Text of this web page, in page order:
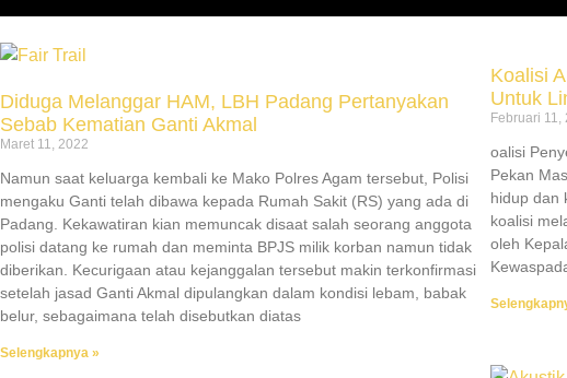
Diduga Melanggar HAM, LBH Padang Pertanyakan
Sebab Kematian Ganti Akmal
Maret 11, 2022
Namun saat keluarga kembali ke Mako Polres Agam tersebut, Polisi
mengaku Ganti telah dibawa kepada Rumah Sakit (RS) yang ada di
Padang. Kekawatiran kian memuncak disaat salah seorang anggota
polisi datang ke rumah dan meminta BPJS milik korban namun tidak
diberikan. Kecurigaan atau kejanggalan tersebut makin terkonfirmasi
setelah jasad Ganti Akmal dipulangkan dalam kondisi lebam, babak
belur, sebagaimana telah disebutkan diatas
Selengkapnya »
Koalisi
Untuk
Februari 11,
oalisi
Pekan
hidup dan
koalisi
oleh